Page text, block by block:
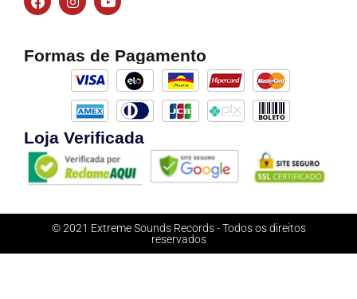
Formas de Pagamento
Loja Verificada
© 2021 Extreme Sounds Records - Todos os direitos
reservados